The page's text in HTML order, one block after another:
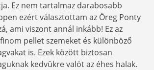
Ez nem tartalmaz darabosabb
ezért választottam az Öreg Ponty
ami viszont annál inkább! Ez az
pellet szemeket és különböző
is. Ezek között biztosan
kedvükre valót az éhes halak.